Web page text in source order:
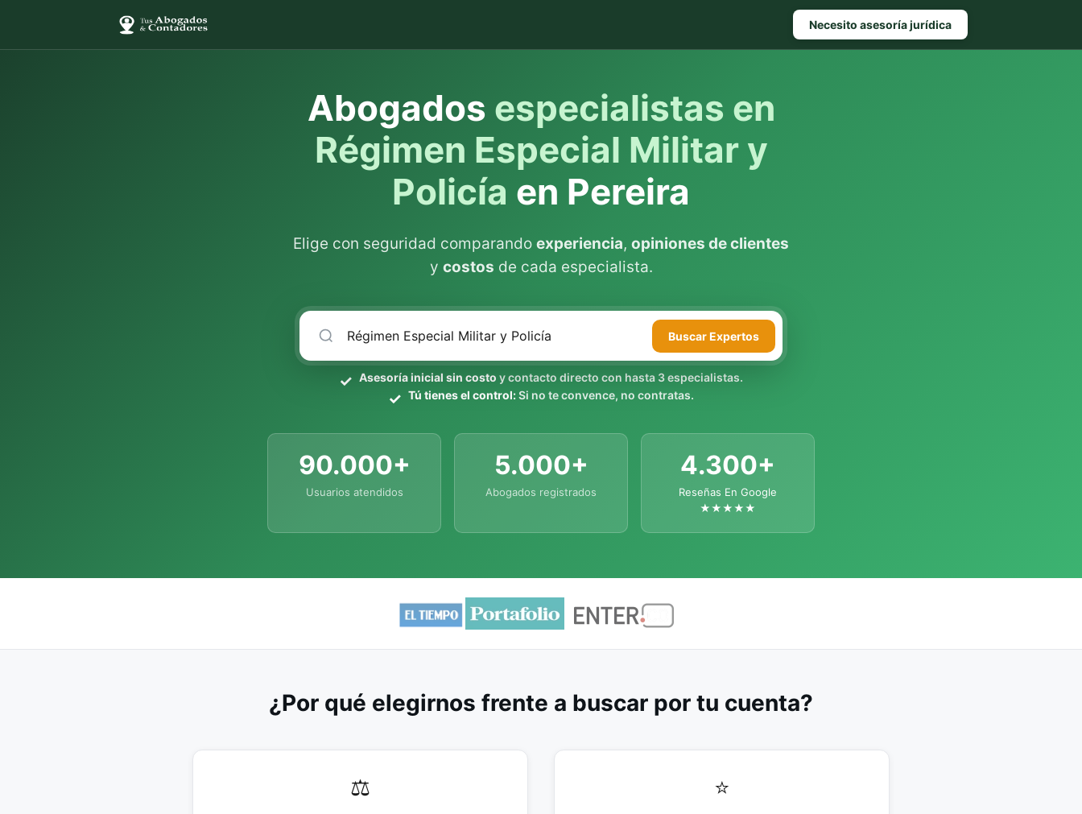
Necesito asesoría jurídica
Abogados especialistas en
Régimen Especial Militar y
Policía en Pereira
Elige con seguridad comparando experiencia, opiniones de clientes
y costos de cada especialista.
BuscarExpertos
Asesoría inicial sin costo y contacto directo con hasta 3 especialistas.
Tú tienes el control:Si no te convence, no contratas.
90.000+
Usuarios atendidos
5.000+
Abogados registrados
4.300+
Reseñas En Google
★★★★★
¿Por qué elegirnos frente a buscar por tu cuenta?
⚖️ ⭐